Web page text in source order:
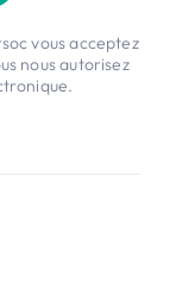
vous acceptez
nous autorisez